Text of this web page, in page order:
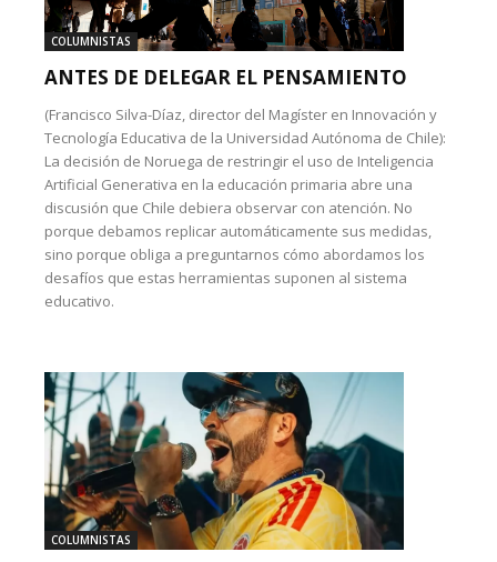
COLUMNISTAS
ANTES DE DELEGAR EL PENSAMIENTO
(Francisco Silva-Díaz, director del Magíster en Innovación y
Tecnología Educativa de la Universidad Autónoma de Chile):
La decisión de Noruega de restringir el uso de Inteligencia
Artificial Generativa en la educación primaria abre una
discusión que Chile debiera observar con atención. No
porque debamos replicar automáticamente sus medidas,
sino porque obliga a preguntarnos cómo abordamos los
desafíos que estas herramientas suponen al sistema
educativo.
COLUMNISTAS